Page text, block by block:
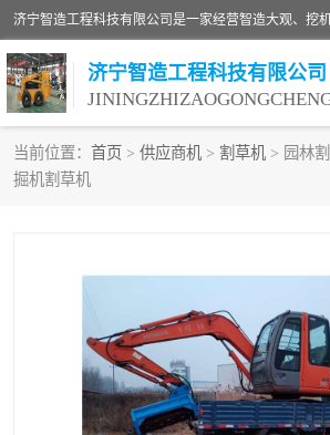
济宁智造工程科技有限公司
当前位置： 首页 > 供应商机 > 割草机 > 园林
掘机割草机
振动夯
液压剪 土壤
开沟机